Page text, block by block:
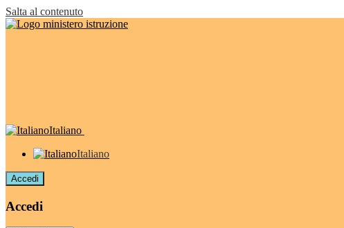
Salta al contenuto
Italiano
Italiano
Accedi
Accedi